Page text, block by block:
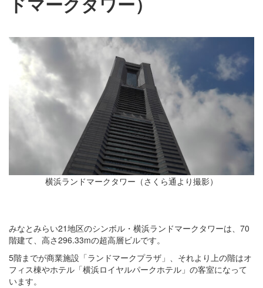
横浜ランドマークタワー（さくら通より撮影）
みなとみらい21地区のシンボル・横浜ランドマークタワーは、70
階建て、高さ296.33mの超高層ビルです。
5階までが商業施設「ランドマークプラザ」、それより上の階はオ
フィス棟やホテル「横浜ロイヤルパークホテル」の客室になって
います。